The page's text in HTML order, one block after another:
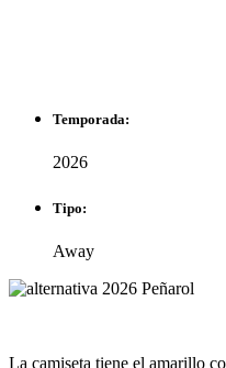
Temporada:
2026
Tipo:
Away
La camiseta tiene el amarillo